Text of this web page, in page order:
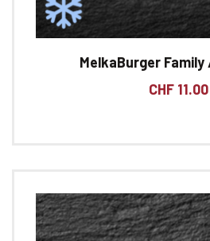
MelkaBurger
CHF11.00